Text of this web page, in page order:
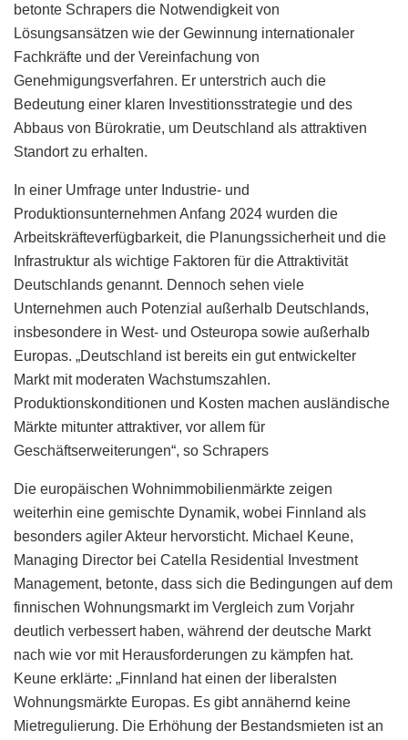
betonte Schrapers die Notwendigkeit von
Lösungsansätzen wie der Gewinnung internationaler
Fachkräfte und der Vereinfachung von
Genehmigungsverfahren. Er unterstrich auch die
Bedeutung einer klaren Investitionsstrategie und des
Abbaus von Bürokratie, um Deutschland als attraktiven
Standort zu erhalten.
In einer Umfrage unter Industrie- und
Produktionsunternehmen Anfang 2024 wurden die
Arbeitskräfteverfügbarkeit, die Planungssicherheit und die
Infrastruktur als wichtige Faktoren für die Attraktivität
Deutschlands genannt. Dennoch sehen viele
Unternehmen auch Potenzial außerhalb Deutschlands,
insbesondere in West- und Osteuropa sowie außerhalb
Europas. „Deutschland ist bereits ein gut entwickelter
Markt mit moderaten Wachstumszahlen.
Produktionskonditionen und Kosten machen ausländische
Märkte mitunter attraktiver, vor allem für
Geschäftserweiterungen“, so Schrapers
Die europäischen Wohnimmobilienmärkte zeigen
weiterhin eine gemischte Dynamik, wobei Finnland als
besonders agiler Akteur hervorsticht. Michael Keune,
Managing Director bei Catella Residential Investment
Management, betonte, dass sich die Bedingungen auf dem
finnischen Wohnungsmarkt im Vergleich zum Vorjahr
deutlich verbessert haben, während der deutsche Markt
nach wie vor mit Herausforderungen zu kämpfen hat.
Keune erklärte: „Finnland hat einen der liberalsten
Wohnungsmärkte Europas. Es gibt annähernd keine
Mietregulierung. Die Erhöhung der Bestandsmieten ist an